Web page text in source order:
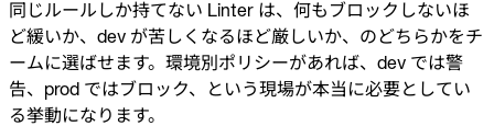
同じルールしか持てない Linter は、何もブロックしないほ
ど緩いか、dev が苦しくなるほど厳しいか、のどちらかをチ
ームに選ばせます。環境別ポリシーがあれば、dev では警
告、prod ではブロック、という現場が本当に必要としてい
る挙動になります。